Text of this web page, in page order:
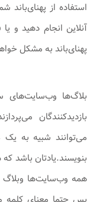
استفاده از پهنای‌باند
آنلاین انجام دهید و
پهنای‌باند به مشکل
بلاگ‌ها وب‌سایت‌های
بازدیدکنندگان
می‌توانند شبیه به یک
بنویسند.یادتان باشد
همه وب‌سایت‌ها وبلاگ